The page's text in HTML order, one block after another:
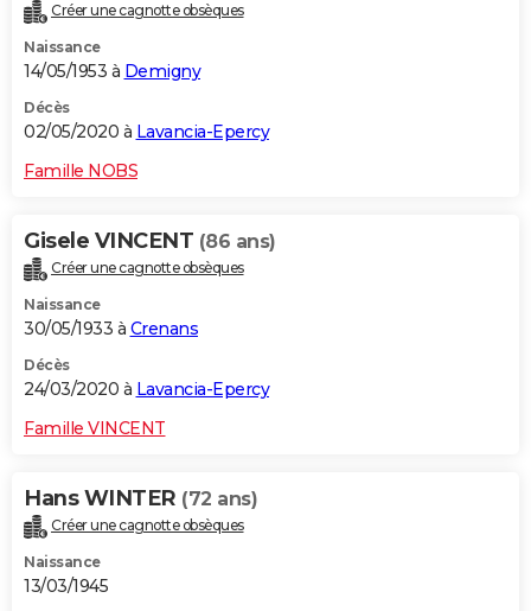
Créer une cagnotte obsèques
Naissance
14/05/1953 à Demigny
Décès
02/05/2020 à Lavancia-Epercy
Famille NOBS
Gisele VINCENT (86 ans)
Créer une cagnotte obsèques
Naissance
30/05/1933 à Crenans
Décès
24/03/2020 à Lavancia-Epercy
Famille VINCENT
Hans WINTER (72 ans)
Créer une cagnotte obsèques
Naissance
13/03/1945